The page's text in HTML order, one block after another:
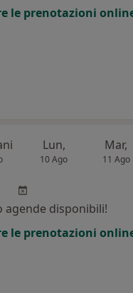
le prenotazioni
Lun,
10 Ago
Mar,
11 Ago
agende disponibili!
le prenotazioni